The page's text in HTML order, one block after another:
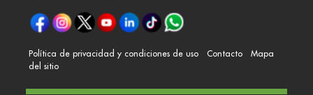
Política de privacidad y condiciones de uso Contacto
Mapa
del sitio